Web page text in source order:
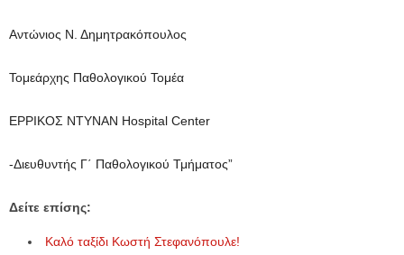
Αντώνιος Ν. Δημητρακόπουλος
Τομεάρχης Παθολογικού Τομέα
ΕΡΡΙΚΟΣ ΝΤΥΝΑΝ Hospital Center
-Διευθυντής Γ΄ Παθολογικού Τμήματος”
Δείτε επίσης:
Καλό ταξίδι Κωστή Στεφανόπουλε!